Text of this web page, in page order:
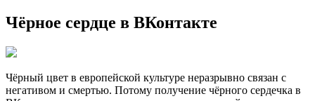
Чёрное сердце в ВКонтакте
Чёрный цвет в европейской культуре неразрывно связан с
негативом и смертью. Потому получение чёрного сердечка в